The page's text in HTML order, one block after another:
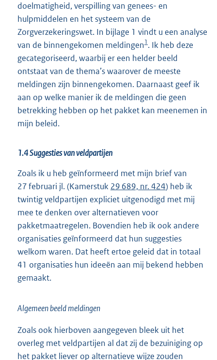
doelmatigheid, verspilling van genees- en
hulpmiddelen en het systeem van de
Zorgverzekeringswet. In bijlage 1 vindt u een analyse
van de binnengekomen meldingen1. Ik heb deze
gecategoriseerd, waarbij er een helder beeld
ontstaat van de thema’s waarover de meeste
meldingen zijn binnengekomen. Daarnaast geef ik
aan op welke manier ik de meldingen die geen
betrekking hebben op het pakket kan meenemen in
mijn beleid.
1.4 Suggesties van veldpartijen
Zoals ik u heb geïnformeerd met mijn brief van
27 februari jl. (Kamerstuk 29 689, nr. 424) heb ik
twintig veldpartijen expliciet uitgenodigd met mij
mee te denken over alternatieven voor
pakketmaatregelen. Bovendien heb ik ook andere
organisaties geïnformeerd dat hun suggesties
welkom waren. Dat heeft ertoe geleid dat in totaal
41 organisaties hun ideeën aan mij bekend hebben
gemaakt.
Algemeen beeld meldingen
Zoals ook hierboven aangegeven bleek uit het
overleg met veldpartijen al dat zij de bezuiniging op
het pakket liever op alternatieve wijze zouden